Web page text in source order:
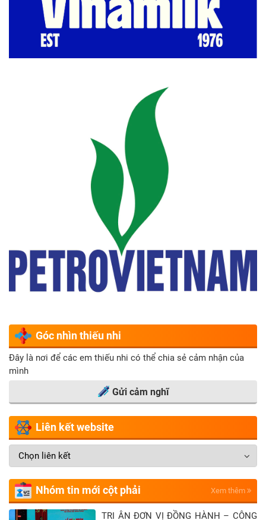
Góc nhìn thiếu nhi
Đây là nơi để các em thiếu nhi có thể chia sẻ cảm nhận của
mình
Gửi cảm nghĩ
Liên kết website
Nhóm tin mới cột phải Xem thêm
TRI ÂN ĐƠN VỊ ĐỒNG HÀNH – CÔNG